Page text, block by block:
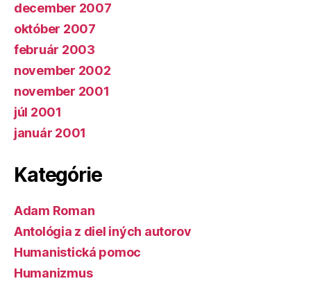
december 2007
október 2007
február 2003
november 2002
november 2001
júl 2001
január 2001
Kategórie
Adam Roman
Antológia z diel iných autorov
Humanistická pomoc
Humanizmus